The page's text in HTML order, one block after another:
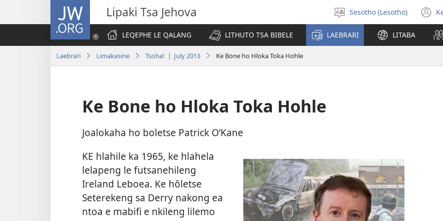
JW.ORG Lipaki Tsa Jehova
Khetha
puo
Sesotho (Lesotho)
LEQEPHE LE QALANG
LITHUTO TSA BIBELE LAEBRARI LITABA
Laebrari Limakasine Tsoha! | July 2013 Ke Bone ho Hloka Toka Hohle
Ke Bone ho Hloka Toka Hohle
Joalokaha ho boletse Patrick O’Kane
KE hlahile ka 1965, ke hlahela
lelapeng le futsanehileng
Ireland Leboea. Ke hōletse
Seterekeng sa Derry nakong ea
ntoa e mabifi e nkileng lilemo